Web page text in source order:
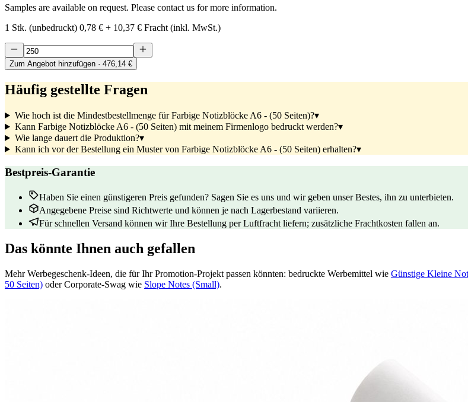
Samples are available on request. Please contact us for more information.
1 Stk. (unbedruckt) 0,78 € + 10,37 € Fracht (inkl. MwSt.)
Zum Angebot hinzufügen · 476,14 €
Häufig gestellte Fragen
Wie hoch ist die Mindestbestellmenge für Farbige Notizblöcke A6 - (50 Seiten)?▾
Kann Farbige Notizblöcke A6 - (50 Seiten) mit meinem Firmenlogo bedruckt werden?▾
Wie lange dauert die Produktion?▾
Kann ich vor der Bestellung ein Muster von Farbige Notizblöcke A6 - (50 Seiten) erhalten?▾
Bestpreis-Garantie
Haben Sie einen günstigeren Preis gefunden? Sagen Sie es uns und wir geben unser Bestes, ihn zu unterbieten.
Angegebene Preise sind Richtwerte und können je nach Lagerbestand variieren.
Für schnellen Versand können wir Ihre Bestellung per Luftfracht liefern; zusätzliche Frachtkosten fallen an.
Das könnte Ihnen auch gefallen
Mehr Werbegeschenk-Ideen, die für Ihr Promotion-Projekt passen könnten: bedruckte Werbemittel wie Günstige Kleine
50 Seiten) oder Corporate-Swag wie Slope Notes (Small).